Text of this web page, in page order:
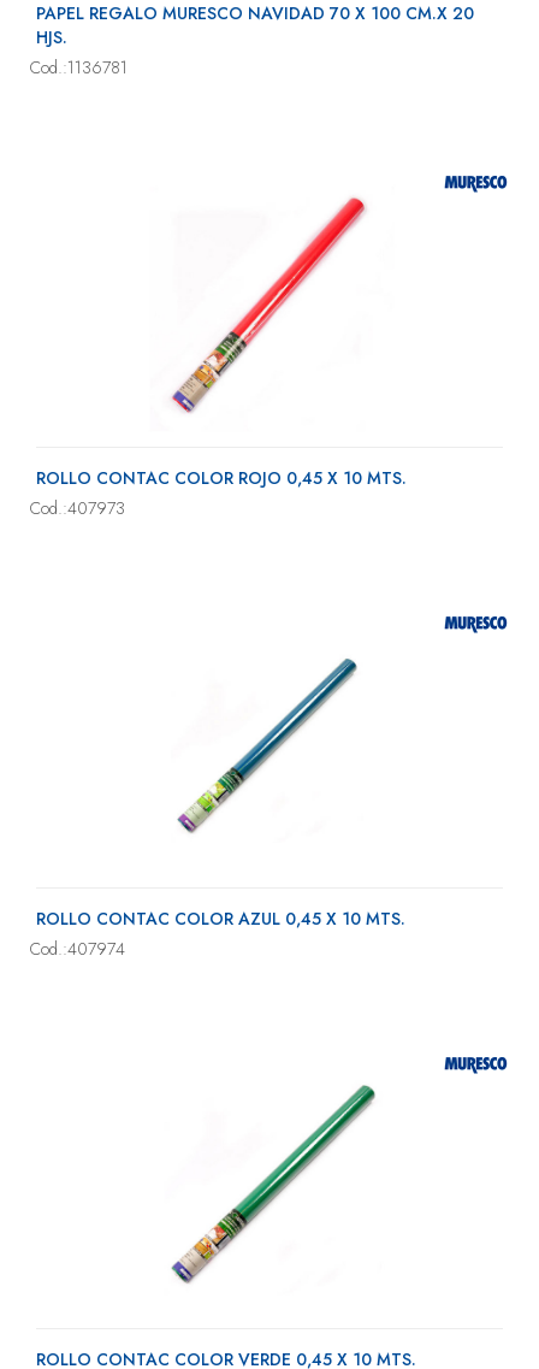
PAPEL REGALO MURESCO NAVIDAD 70 X 100 CM.X 20
HJS.
Cod.:1136781
ROLLO CONTAC COLOR ROJO 0,45 X 10 MTS.
Cod.:407973
ROLLO CONTAC COLOR AZUL 0,45 X 10 MTS.
Cod.:407974
ROLLO CONTAC COLOR VERDE 0,45 X 10 MTS.